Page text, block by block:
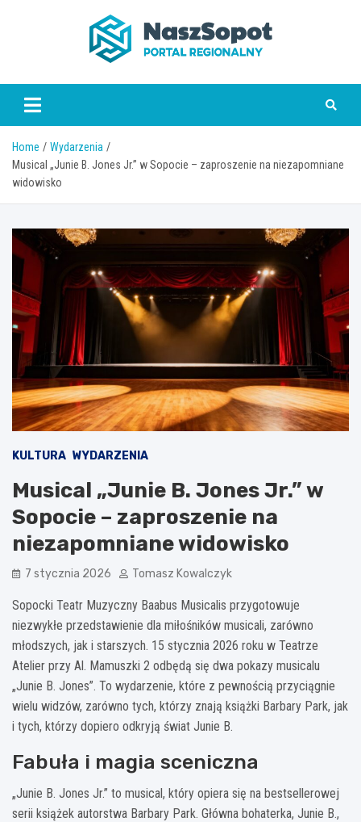
www.naszsopot.pl
Home
Wydarzenia
Musical „Junie B. Jones Jr.” w Sopocie – zaproszenie na niezapomniane
widowisko
KULTURA WYDARZENIA
Musical „Junie B. Jones Jr.” w
Sopocie – zaproszenie na
niezapomniane widowisko
7 stycznia 2026 Tomasz Kowalczyk
Sopocki Teatr Muzyczny Baabus Musicalis przygotowuje
niezwykłe przedstawienie dla miłośników musicali, zarówno
młodszych, jak i starszych. 15 stycznia 2026 roku w Teatrze
Atelier przy Al. Mamuszki 2 odbędą się dwa pokazy musicalu
„Junie B. Jones”. To wydarzenie, które z pewnością przyciągnie
wielu widzów, zarówno tych, którzy znają książki Barbary Park, jak
i tych, którzy dopiero odkryją świat Junie B.
Fabuła i magia sceniczna
„Junie B. Jones Jr.” to musical, który opiera się na bestsellerowej
serii książek autorstwa Barbary Park. Główna bohaterka, Junie B.,